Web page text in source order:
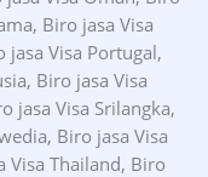
Biro jasa Visa
jasa Visa Portugal,
Biro jasa Visa
jasa Visa Srilangka,
Biro jasa Visa
Visa Thailand, Biro